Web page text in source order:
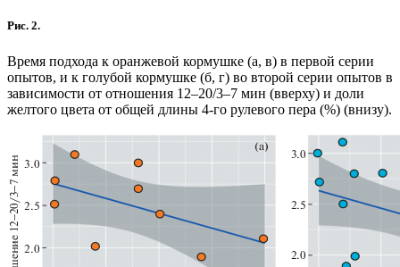
Рис. 2.
Время подхода к оранжевой кормушке (а, в) в первой серии
опытов, и к голубой кормушке (б, г) во второй серии опытов в
зависимости от отношения 12–20/3–7 мин (вверху) и доли
желтого цвета от общей длины 4-го рулевого пера (%) (внизу).